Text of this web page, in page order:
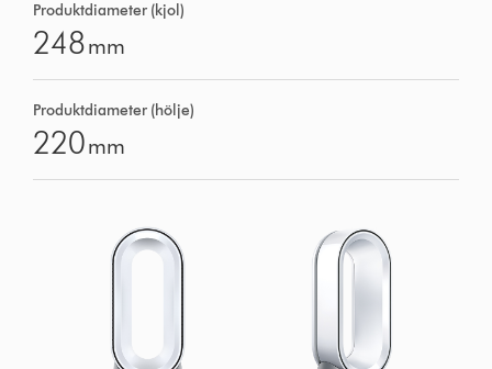
Produktdiameter (kjol)
248mm
Produktdiameter (hölje)
220mm